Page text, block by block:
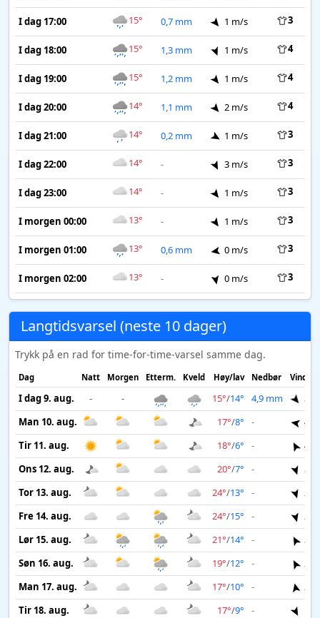
I dag 17:00 15° 0,7 mm 1 m/s 3
I dag 18:00 15° 1,3 mm 1 m/s 4
I dag 19:00 15° 1,2 mm 1 m/s 4
I dag 20:00 14° 1,1 mm 2 m/s 4
I dag 21:00 14° 0,2 mm 1 m/s 3
I dag 22:00 14° - 3 m/s 3
I dag 23:00 14° - 1 m/s 3
I morgen 00:00 13° - 1 m/s 3
I morgen 01:00 13° 0,6 mm 0 m/s 3
I morgen 02:00 13° - 0 m/s 3
Langtidsvarsel (neste 10 dager)
Trykk på en rad for time-for-time-varsel samme dag.
Dag Natt Morgen Etterm. Kveld Høy/lav Nedbør Vind
I dag 9. aug. - - 15°/14° 4,9 mm
3
Man 10. aug.
17°/8° -
4
Tir 11. aug.
18°/6° -
4
Ons 12. aug.
20°/7° -
2
Tor 13. aug.
24°/13° -
2
Fre 14. aug.
24°/15° -
2
Lør 15. aug.
21°/14° -
2
Søn 16. aug.
19°/12° -
2
Man 17. aug.
17°/10° -
2
Tir 18. aug.
17°/9° -